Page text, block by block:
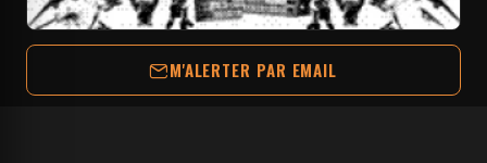
M'ALERTER PAR EMAIL